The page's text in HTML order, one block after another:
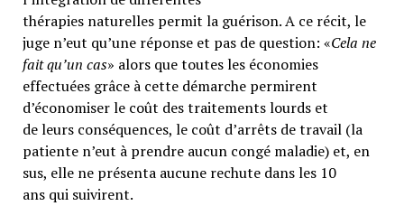
thérapies naturelles permit la guérison. A ce récit, le
juge n’eut qu’une réponse et pas de question: «Cela ne
fait qu’un cas» alors que toutes les économies
effectuées grâce à cette démarche permirent
d’économiser le coût des traitements lourds et
de leurs conséquences, le coût d’arrêts de travail (la
patiente n’eut à prendre aucun congé maladie) et, en
sus, elle ne présenta aucune rechute dans les 10
ans qui suivirent.